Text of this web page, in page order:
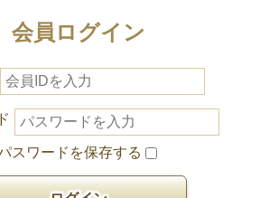
会員ログイン
スワードを保存する